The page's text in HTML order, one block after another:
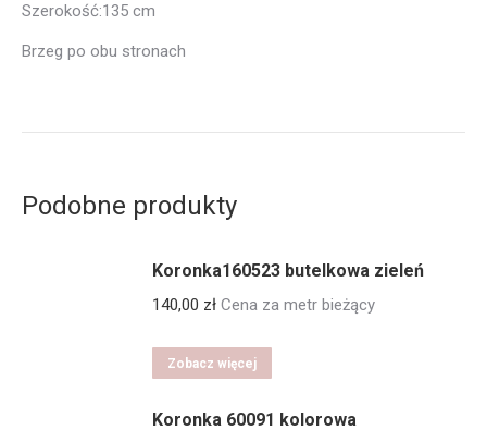
Szerokość:135 cm
Brzeg po obu stronach
Podobne produkty
Koronka160523 butelkowa zieleń
140,00 zł Cena za metr bieżący
Zobacz więcej
Koronka 60091 kolorowa